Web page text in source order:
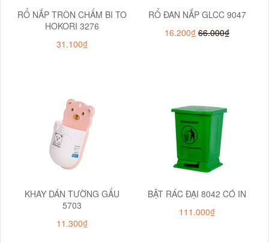
RỔ NẮP TRÒN CHẤM BI TO
HOKORI 3276
31.100₫
RỔ ĐAN NẮP GLCC 9047
16.200₫ 66.000₫
KHAY DÁN TƯỜNG GẤU
5703
11.300₫
BẬT RÁC ĐẠI 8042 CÓ IN
111.000₫